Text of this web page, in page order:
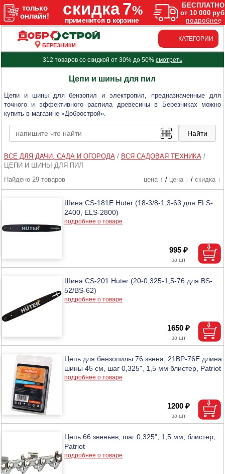
БЕРЕЗНИКИ
КАТЕГОРИИ
312 товаров со скидкой от 30% до 50% смотреть
Цепи и шины для пил
Цепи и шины для бензопил и электропил, предназначенные для
точного и эффективного распила древесины в Березниках можно
купить в магазине «Добрострой».
ВСЕ ДЛЯ ДАЧИ, САДА И ОГОРОДА/ ВСЯ САДОВАЯ ТЕХНИКА/
ЦЕПИ И ШИНЫ ДЛЯ ПИЛ
Найдено 29 товаров
цена ↑ / цена ↓ / скидка ↓
Шина CS-181E Huter (18-3/8-1,3-63 для ELS-
2400, ELS-2800)
подробнее о товаре
995 ₽
Шина CS-201 Huter (20-0,325-1,5-76 для BS-
52/BS-62)
подробнее о товаре
1650 ₽
Цепь для бензопилы 76 звена, 21ВР-76Е длина
шины 45 см, шаг 0,325", 1,5 мм блистер, Patriot
подробнее о товаре
1200 ₽
Цепь 66 звеньев, шаг 0,325", 1,5 мм, блистер,
Patriot
подробнее о товаре